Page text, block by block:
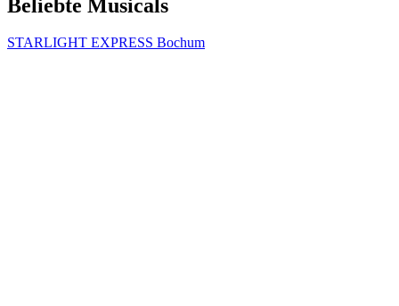
Beliebte Musicals
STARLIGHT EXPRESS Bochum